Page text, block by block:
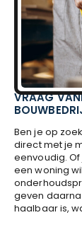
VRAAG
Ben je op
direct met je
eenvoudig.
een woning
geven
haalbaar is,